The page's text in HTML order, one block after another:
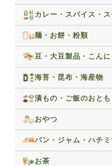
カレー・スパイス・
麺・お餅・粉類
豆・大豆製品・こんに
海苔・昆布・海産物
漬もの・ご飯のおとも
おやつ
パン・ジャム・ハチミ
お茶